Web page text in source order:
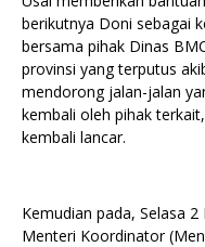
berikutnya Doni sebagai
bersama pihak Dinas
provinsi yang terputus
mendorong jalan-jalan
kembali oleh pihak
kembali lancar.
Kemudian pada, Selasa
Menteri Koordinator